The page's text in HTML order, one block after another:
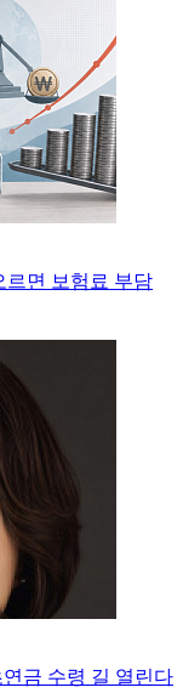
르면 보험료 부담
금 수령 길 열린다